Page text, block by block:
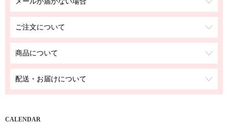
ご注文について
商品について
配送・お届けについて